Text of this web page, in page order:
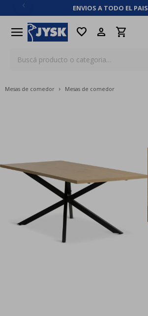
ENVIOS A TODO EL PAIS
menu favorite
Mesas de comedor Mesas de comedor
close